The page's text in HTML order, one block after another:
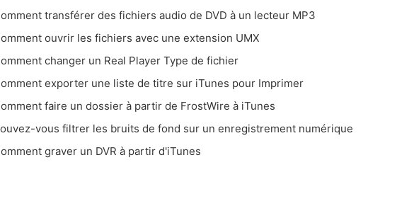
transférer des fichiers audio de DVD à un lecteur MP3
ouvrir les fichiers avec une extension UMX
changer un Real Player Type de fichier
exporter une liste de titre sur iTunes pour Imprimer
faire un dossier à partir de FrostWire à iTunes
vous filtrer les bruits de fond sur un enregistrement numérique
graver un DVR à partir d'iTunes